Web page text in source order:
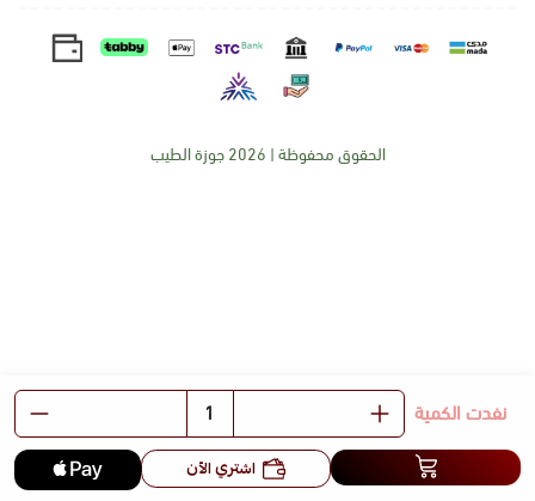
نفدت الكمية
اشتري الآن
الحقوق محفوظة | 2026 جوزة الطيب